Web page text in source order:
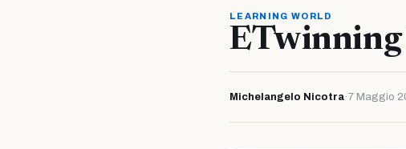
LEARNING WORLD
ETwinning
Michelangelo Nicotra·7 Maggio